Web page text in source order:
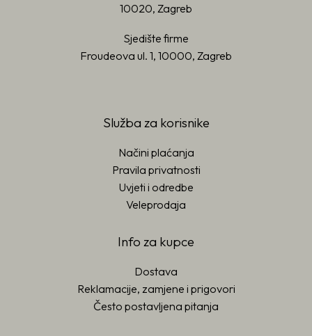
10020, Zagreb
Sjedište firme
Froudeova ul. 1, 10000, Zagreb
Služba za korisnike
Načini plaćanja
Pravila privatnosti
Uvjeti i odredbe
Veleprodaja
Info za kupce
Dostava
Reklamacije, zamjene i prigovori
Često postavljena pitanja